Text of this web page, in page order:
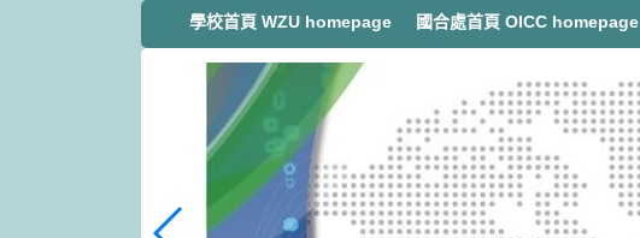
學校首頁 WZU homepage 國合處首頁 OICC homepage